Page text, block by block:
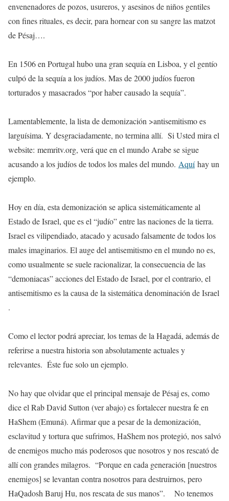
envenenadores de pozos, usureros, y asesinos de niños gentiles
con fines rituales, es decir, para hornear con su sangre las matzot
de Pésaj….
En 1506 en Portugal hubo una gran sequía en Lisboa, y el gentío
culpó de la sequía a los judíos. Mas de 2000 judíos fueron
torturados y masacrados “por haber causado la sequía”.
Lamentablemente, la lista de demonización >antisemitismo es
larguísima. Y desgraciadamente, no termina allí. Si Usted mira el
website: memritv.org, verá que en el mundo Arabe se sigue
acusando a los judíos de todos los males del mundo. Aquíhay un
ejemplo.
Hoy en día, esta demonización se aplica sistemáticamente al
Estado de Israel, que es el “judío” entre las naciones de la tierra.
Israel es vilipendiado, atacado y acusado falsamente de todos los
males imaginarios. El auge del antisemitismo en el mundo no es,
como usualmente se suele racionalizar, la consecuencia de las
“demoniacas” acciones del Estado de Israel, por el contrario, el
antisemitismo es la causa de la sistemática denominación de Israel
.
Como el lector podrá apreciar, los temas de la Hagadá, además de
referirse a nuestra historia son absolutamente actuales y
relevantes. Éste fue solo un ejemplo.
No hay que olvidar que el principal mensaje de Pésaj es, como
dice el Rab David Sutton (ver abajo) es fortalecer nuestra fe en
HaShem (Emuná). Afirmar que a pesar de la demonización,
esclavitud y tortura que sufrimos, HaShem nos protegió, nos salvó
de enemigos mucho más poderosos que nosotros y nos rescató de
allí con grandes milagros. “Porque en cada generación [nuestros
enemigos] se levantan contra nosotros para destruirnos, pero
HaQadosh Baruj Hu, nos rescata de sus manos”. No tenemos